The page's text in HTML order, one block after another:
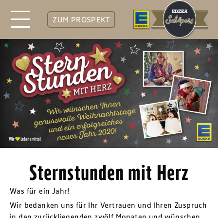
ZUM PROSPEKT
Sternstunden mit Herz
Was für ein Jahr!
Wir bedanken uns für Ihr Vertrauen und Ihren Zuspruch